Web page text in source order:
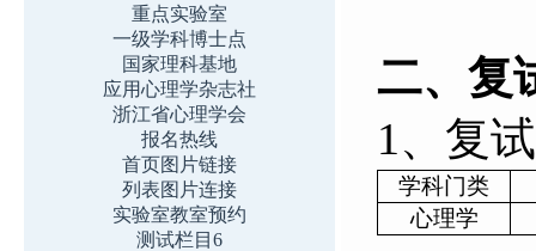
重点实验室
一级学科博士点
国家理科基地
应用心理学杂志社
浙江省心理学会
报名热线
首页图片链接
列表图片连接
实验室教室预约
测试栏目6
二、复
1、 复
学科门类
心理学